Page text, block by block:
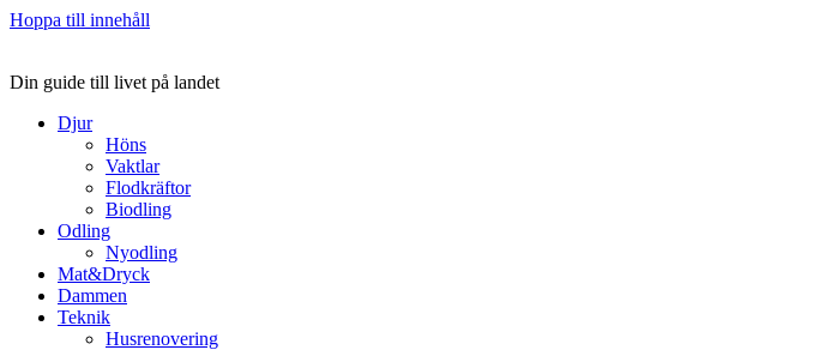
Hoppa till innehåll
Din guide till livet på landet
Djur
Höns
Vaktlar
Flodkräftor
Biodling
Odling
Nyodling
Mat&Dryck
Dammen
Teknik
Husrenovering